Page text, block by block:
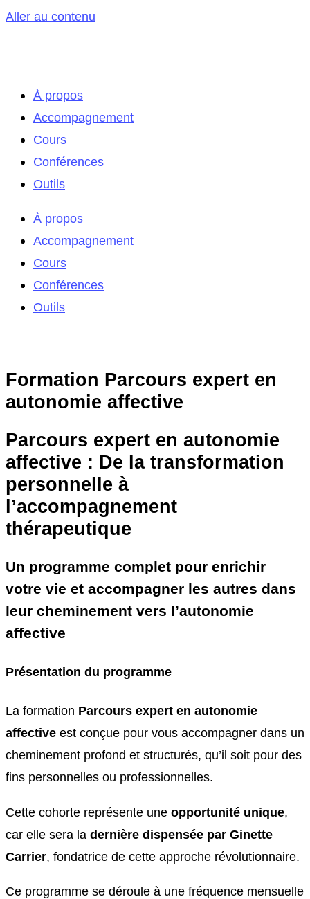
Aller au contenu
À propos
Accompagnement
Cours
Conférences
Outils
À propos
Accompagnement
Cours
Conférences
Outils
Formation Parcours expert en
autonomie affective
Parcours expert en autonomie
affective : De la transformation
personnelle à
l’accompagnement
thérapeutique
Un programme complet pour enrichir
votre vie et accompagner les autres dans
leur cheminement vers l’autonomie
affective
Présentation du programme
La formation Parcours expert en autonomie
affective est conçue pour vous accompagner dans un
cheminement profond et structurés, qu’il soit pour des
fins personnelles ou professionnelles.
Cette cohorte représente une opportunité unique,
car elle sera la dernière dispensée par Ginette
Carrier, fondatrice de cette approche révolutionnaire.
Ce programme se déroule à une fréquence mensuelle